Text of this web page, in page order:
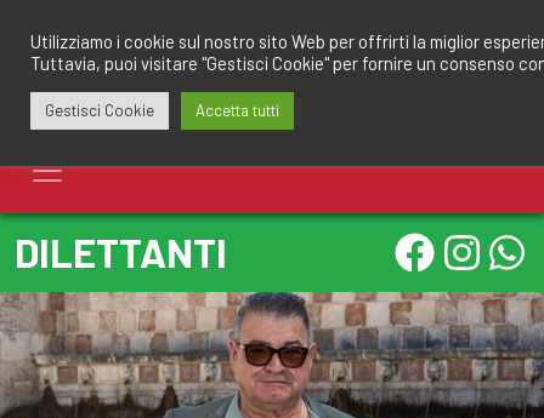
contenuto
DILETTANTI
Utilizziamo i cookie sul nostro sito Web per offrirti la miglior
Tuttavia, puoi visitare "Gestisci Cookie" per fornire un consenso
Gestisci Cookie Accetta tutti